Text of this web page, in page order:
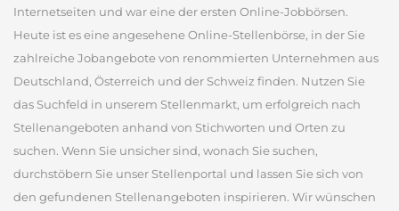
Internetseiten und war eine der ersten Online-Jobbörsen.
Heute ist es eine angesehene Online-Stellenbörse, in der Sie
zahlreiche Jobangebote von renommierten Unternehmen aus
Deutschland, Österreich und der Schweiz finden. Nutzen Sie
das Suchfeld in unserem Stellenmarkt, um erfolgreich nach
Stellenangeboten anhand von Stichworten und Orten zu
suchen. Wenn Sie unsicher sind, wonach Sie suchen,
durchstöbern Sie unser Stellenportal und lassen Sie sich von
den gefundenen Stellenangeboten inspirieren. Wir wünschen